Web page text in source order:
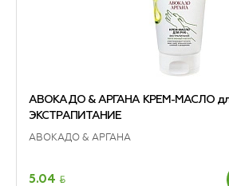
АВОКАДО & АРГАНА КРЕМ-МАСЛО
ЭКСТРАПИТАНИЕ
АВОКАДО & АРГАНА
5.04 BYN